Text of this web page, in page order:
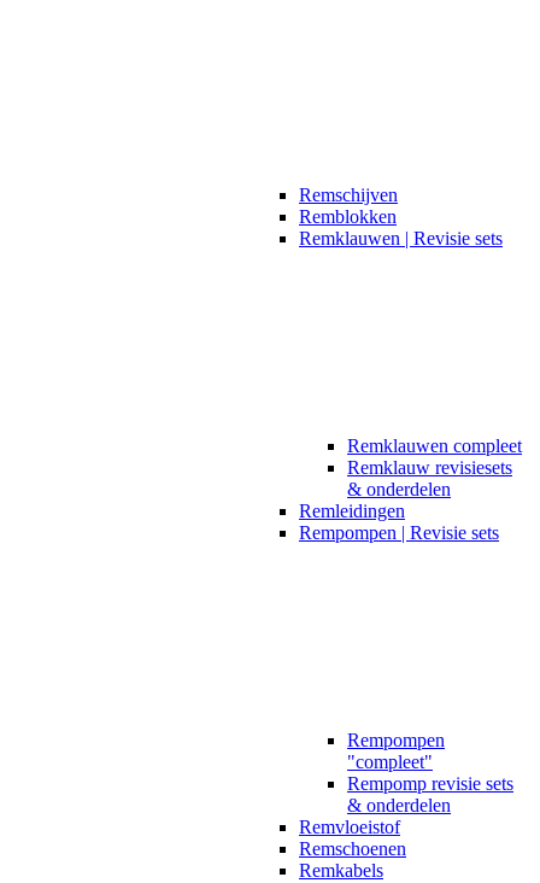
Remschijven
Remblokken
Remklauwen | Revisie sets
Remklauwen compleet
Remklauw revisiesets
& onderdelen
Remleidingen
Rempompen | Revisie sets
Rempompen
"compleet"
Rempomp revisie sets
& onderdelen
Remvloeistof
Remschoenen
Remkabels